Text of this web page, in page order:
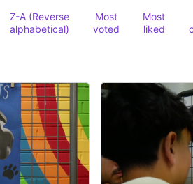
Z-A (Reverse
alphabetical)
Most
voted
Most
liked